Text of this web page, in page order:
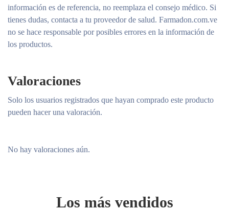
información es de referencia, no reemplaza el consejo médico. Si
tienes dudas, contacta a tu proveedor de salud. Farmadon.com.ve
no se hace responsable por posibles errores en la información de
los productos.
Valoraciones
No hay valoraciones aún.
Solo los usuarios registrados que hayan comprado este producto
pueden hacer una valoración.
Los más vendidos